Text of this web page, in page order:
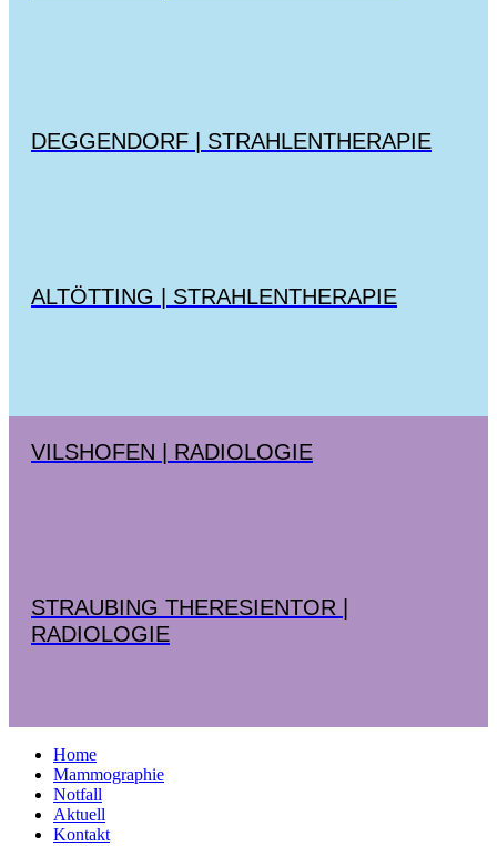
DEGGENDORF | STRAHLENTHERAPIE
ALTÖTTING | STRAHLENTHERAPIE
VILSHOFEN | RADIOLOGIE
STRAUBING THERESIENTOR |
RADIOLOGIE
Home
Mammographie
Notfall
Aktuell
Kontakt